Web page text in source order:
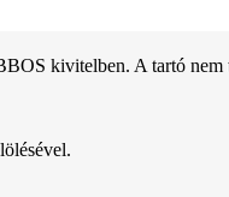
kivitelben. A tartó